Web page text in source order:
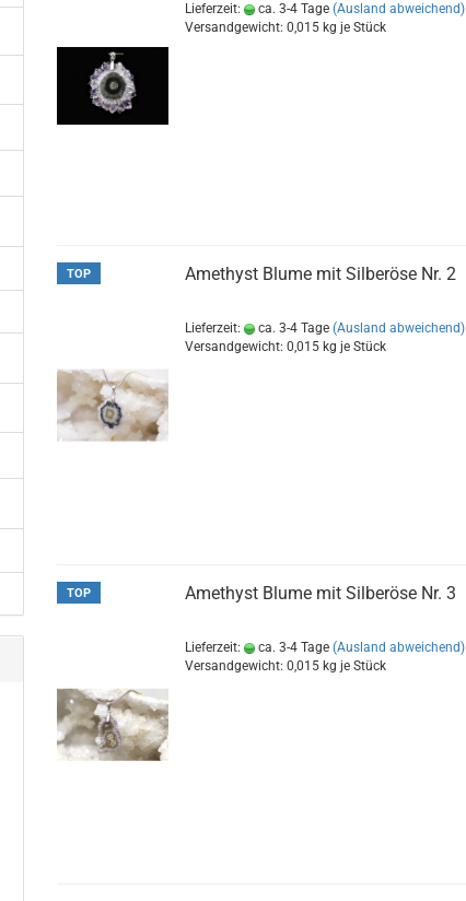
Lieferzeit: ca. 3-4 Tage (Ausland abweichend)
Versandgewicht:0,015 kg je Stück
TOP Amethyst Blume mit Silberöse Nr. 2
Lieferzeit: ca. 3-4 Tage (Ausland abweichend)
Versandgewicht:0,015 kg je Stück
TOP Amethyst Blume mit Silberöse Nr. 3
Lieferzeit: ca. 3-4 Tage (Ausland abweichend)
Versandgewicht:0,015 kg je Stück